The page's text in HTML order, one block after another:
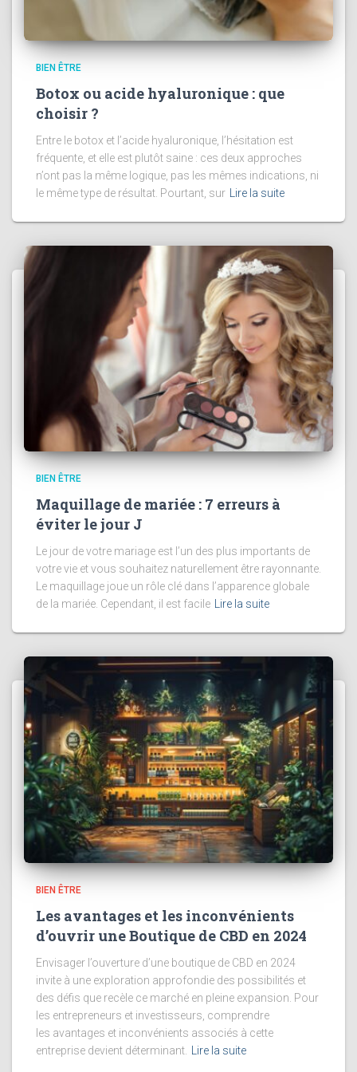
BIEN ÊTRE
Botox ou acide hyaluronique : que
choisir ?
Entre le botox et l’acide hyaluronique, l’hésitation est
fréquente, et elle est plutôt saine : ces deux approches
n’ont pas la même logique, pas les mêmes indications, ni
le même type de résultat. Pourtant, sur
Lire la suite
BIEN ÊTRE
Maquillage de mariée : 7 erreurs à
éviter le jour J
Le jour de votre mariage est l’un des plus importants de
votre vie et vous souhaitez naturellement être rayonnante.
Le maquillage joue un rôle clé dans l’apparence globale
de la mariée. Cependant, il est facile Lire la suite
BIEN ÊTRE
Les avantages et les inconvénients
d’ouvrir une Boutique de CBD en 2024
Envisager l’ouverture d’une boutique de CBD en 2024
invite à une exploration approfondie des possibilités et
des défis que recèle ce marché en pleine expansion. Pour
les entrepreneurs et investisseurs, comprendre
les avantages et inconvénients associés à cette
entreprise devient déterminant.
Lire la suite